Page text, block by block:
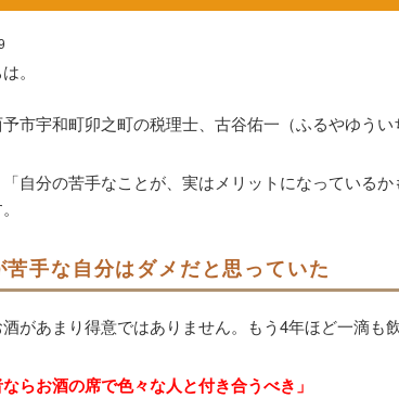
。
市宇和町卯之町の税理士、古谷佑一（ふるやゆうい
自分の苦手なことが、実はメリットになっている
苦手な自分はダメだと思っていた
があまり得意ではありません。もう4年ほど一滴も
ならお酒の席で色々な人と付き合うべき」